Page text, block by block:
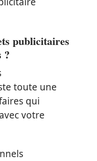
publicitaires
?
toute une
qui
votre